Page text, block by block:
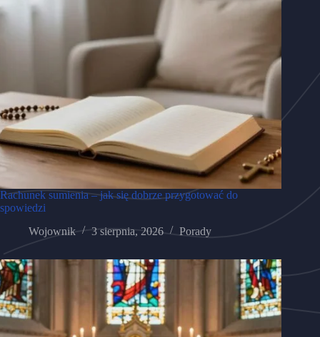
Rachunek sumienia – jak się dobrze przygotować do
spowiedzi
Wojownik
3 sierpnia, 2026 Porady